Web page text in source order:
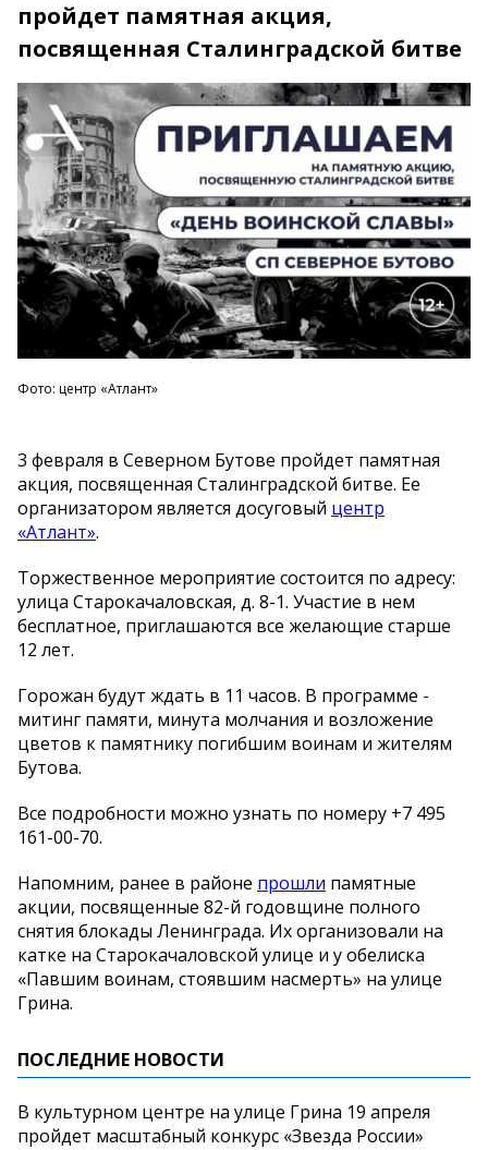
пройдет памятная акция,
посвященная Сталинградской битве
Фото: центр «Атлант»
3 февраля в Северном Бутове пройдет памятная
акция, посвященная Сталинградской битве. Ее
организатором является досуговый центр
«Атлант».
Торжественное мероприятие состоится по адресу:
улица Старокачаловская, д. 8-1. Участие в нем
бесплатное, приглашаются все желающие старше
12 лет.
Горожан будут ждать в 11 часов. В программе -
митинг памяти, минута молчания и возложение
цветов к памятнику погибшим воинам и жителям
Бутова.
Все подробности можно узнать по номеру +7 495
161-00-70.
Напомним, ранее в районе прошли памятные
акции, посвященные 82-й годовщине полного
снятия блокады Ленинграда. Их организовали на
катке на Старокачаловской улице и у обелиска
«Павшим воинам, стоявшим насмерть» на улице
Грина.
ПОСЛЕДНИЕ НОВОСТИ
В культурном центре на улице Грина 19 апреля
пройдет масштабный конкурс «Звезда России»